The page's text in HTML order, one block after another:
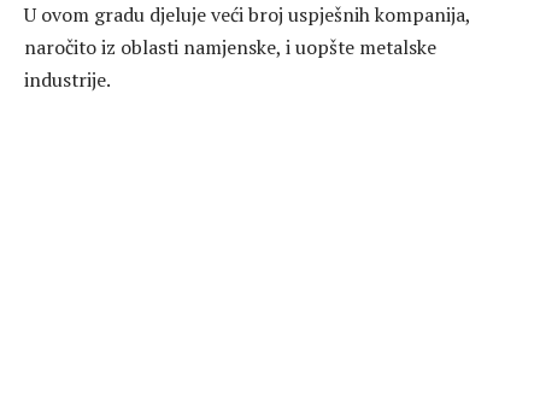
U ovom gradu djeluje veći broj uspješnih kompanija,
naročito iz oblasti namjenske, i uopšte metalske
industrije.